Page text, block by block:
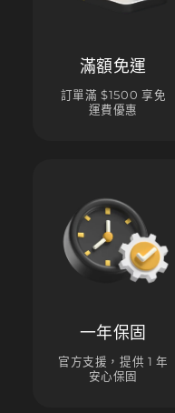
滿額免運
訂單滿 $1500 享免
運費優惠
一年保固
官方支援，提供 1 年
安心保固